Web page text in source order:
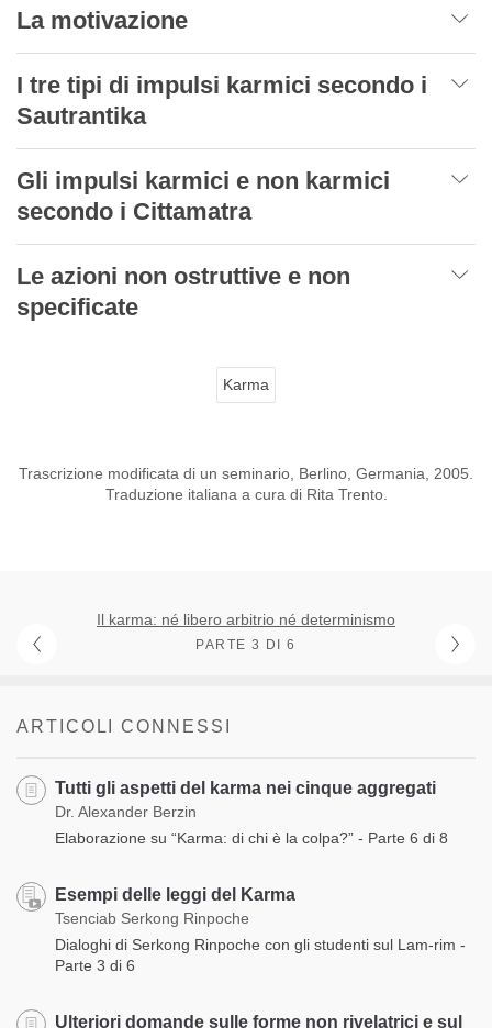
La motivazione
I tre tipi di impulsi karmici secondo i
Sautrantika
Gli impulsi karmici e non karmici
secondo i Cittamatra
Le azioni non ostruttive e non
specificate
Karma
Trascrizione modificata di un seminario, Berlino, Germania, 2005.
Traduzione italiana a cura di Rita Trento.
Il karma: né libero arbitrio né determinismo
PARTE 3 DI 6
ARTICOLI CONNESSI
Tutti gli aspetti del karma nei cinque aggregati
Dr. Alexander Berzin
Elaborazione su “Karma: di chi è la colpa?” - Parte 6 di 8
Esempi delle leggi del Karma
Tsenciab Serkong Rinpoche
Dialoghi di Serkong Rinpoche con gli studenti sul Lam-rim -
Parte 3 di 6
Ulteriori domande sulle forme non rivelatrici e sul